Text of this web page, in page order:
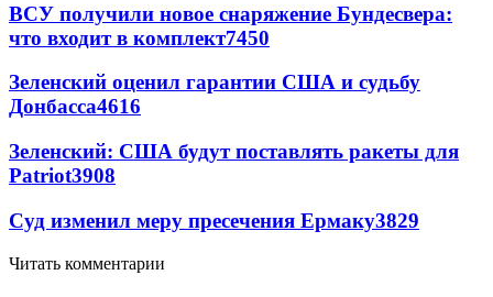
ВСУ получили новое снаряжение Бундесвера:
что входит в комплект7450
Зеленский оценил гарантии США и судьбу
Донбасса4616
Зеленский: США будут поставлять ракеты для
Patriot3908
Суд изменил меру пресечения Ермаку3829
Читать комментарии